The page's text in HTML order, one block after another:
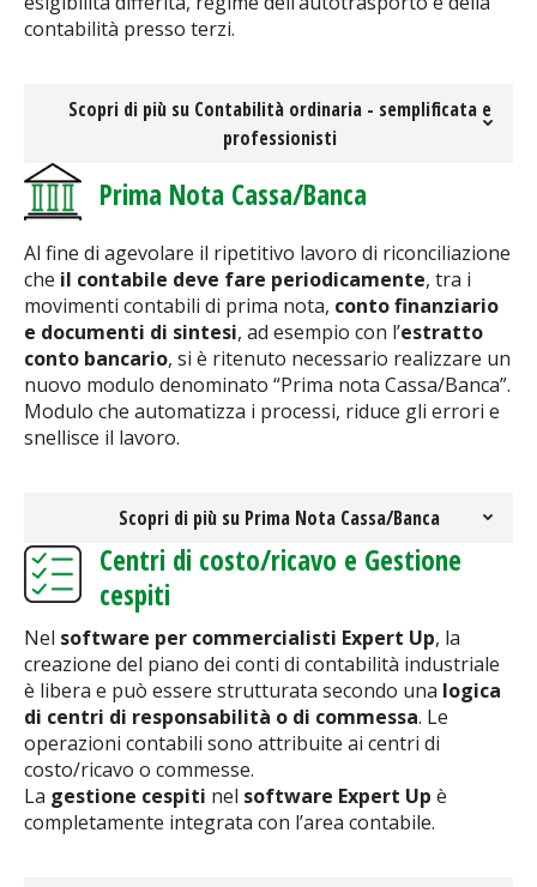
contabilità presso terzi.
Scopri di più su Contabilità ordinaria - semplificata e
professionisti
Prima Nota Cassa/Banca
Al fine di agevolare il ripetitivo lavoro di riconciliazione
che il contabile deve fare periodicamente, tra i
movimenti contabili di prima nota, conto finanziario
e documenti di sintesi, ad esempio con l’estratto
conto bancario, si è ritenuto necessario realizzare un
nuovo modulo denominato “Prima nota Cassa/Banca”.
Modulo che automatizza i processi, riduce gli errori e
snellisce il lavoro.
Scopri di più su Prima Nota Cassa/Banca
Centri di costo/ricavo e Gestione
cespiti
Nel software per commercialisti Expert Up, la
creazione del piano dei conti di contabilità industriale
è libera e può essere strutturata secondo una logica
di centri di responsabilità o di commessa. Le
operazioni contabili sono attribuite ai centri di
costo/ricavo o commesse.
La gestione cespiti nel software Expert Up è
completamente integrata con l’area contabile.